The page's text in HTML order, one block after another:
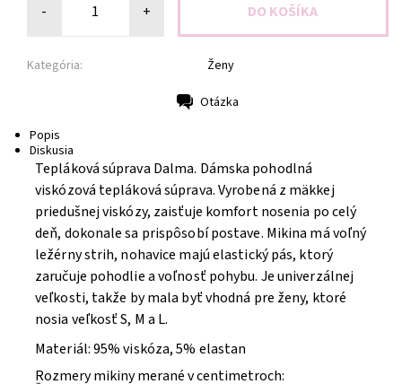
- +
Kategória: Ženy
Otázka
Popis
Diskusia
Tepláková súprava Dalma. Dámska pohodlná
viskózová tepláková súprava. Vyrobená z mäkkej
priedušnej viskózy, zaisťuje komfort nosenia po celý
deň, dokonale sa prispôsobí postave. Mikina má voľný
ležérny strih, nohavice majú elastický pás, ktorý
zaručuje pohodlie a voľnosť pohybu. Je univerzálnej
veľkosti, takže by mala byť vhodná pre ženy, ktoré
nosia veľkosť S, M a L.
Materiál: 95% viskóza, 5% elastan
Rozmery mikiny merané v centimetroch: